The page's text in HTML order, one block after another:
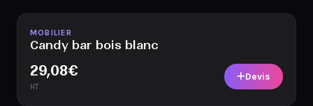
Disponible
MOBILIER
Candy bar bois blanc
29,08€
HT
Devis